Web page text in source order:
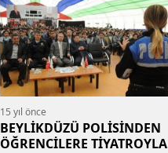
15 yıl önce
BEYLİKDÜZÜ POLİSİNDEN
ÖĞRENCİLERE TİYATROYLA